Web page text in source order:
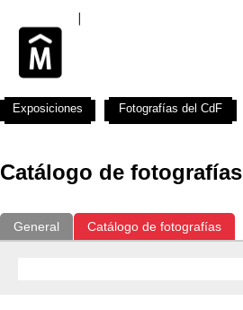
Catálogo de fotografías
General Catálogo de fotografías
Exposiciones Fotografías del CdF